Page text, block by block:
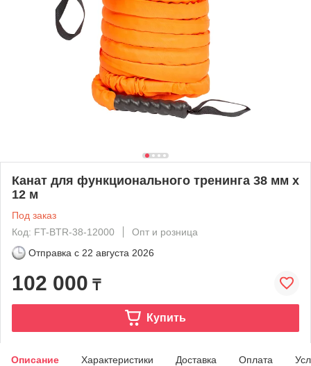
Канат для функционального тренинга 38 мм х
12 м
Под заказ
Код: FT-BTR-38-12000
Опт и розница
Отправка с 22 августа 2026
102 000 ₸
Купить
Описание Характеристики Доставка Оплата